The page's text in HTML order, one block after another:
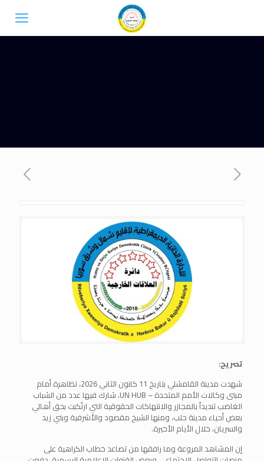
تصريح:
شهدت مدينة القامشلي بتاريخ 11 كانون الثاني 2026، تظاهرة أمام
مبنى وكالات الأمم المتحدة – UN HUB، شارك فيها عدد من الشباب
الغاضب تنديداً بالمجازر والانتهاكات الحقوقية التي ارتُكبت بحق أهالي
بعض أحياء مدينة حلب، ومنها الشيخ مقصود والأشرفية وبني زيد
والسريان، خلال الأيام الأخيرة.
إن المشاهد المروعة وما رافقها من تصاعد خطاب الكراهية على